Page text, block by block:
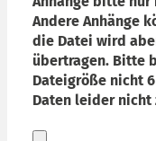
Andere Anhänge
die Datei wird
übertragen. Bitte
Dateigröße nicht
Daten leider